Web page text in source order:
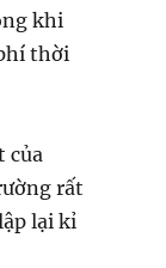
khi
thời
của
rất
lại kỉ